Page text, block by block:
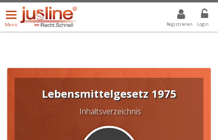
Registrieren Login
Menü
öffnen/schließen
Menü
ALLE DROPDOWN: GEWÄHLTER WERT IST ALLE
Lebensmittelgesetz 1975
Inhaltsverzeichnis